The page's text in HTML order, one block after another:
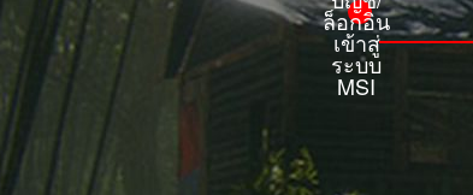
ล็อกอิน
เข้าสู่
ระบบ
MSI